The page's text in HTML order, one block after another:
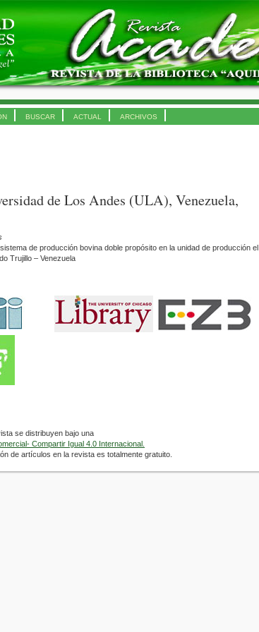
BUSCAR ACTUAL ARCHIVOS
de Los Andes (ULA), Venezuela,
de producción bovina doble propósito en la unidad de producción el
Trujillo – Venezuela
se distribuyen bajo una
Compartir Igual 4.0 Internacional.
de artículos en la revista es totalmente gratuito.